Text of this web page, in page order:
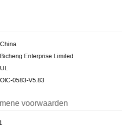
China
Bicheng Enterprise Limited
UL
OIC-0583-V5.83
voorwaarden
1